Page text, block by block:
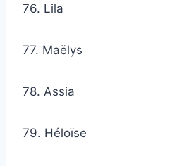
76. Lila
77. Maëlys
78. Assia
79. Héloïse